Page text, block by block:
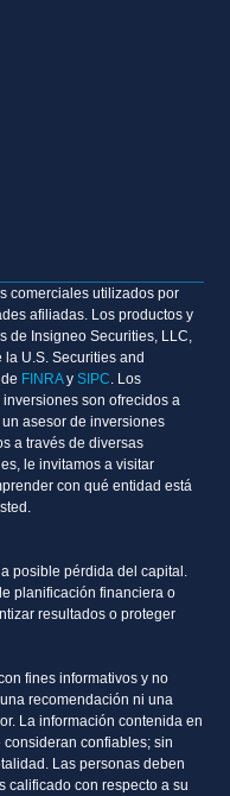
comerciales utilizados por
afiliadas. Los productos y
de Insigneo Securities, LLC,
U.S. Securities and
FINRAySIPC. Los
son ofrecidos a
asesor de inversiones
a través de diversas
le invitamos a visitar
con qué entidad está
posible pérdida del capital.
planificación financiera o
resultados o proteger
fines informativos y no
recomendación ni una
La información contenida en
confiables; sin
Las personas deben
calificado con respecto a su